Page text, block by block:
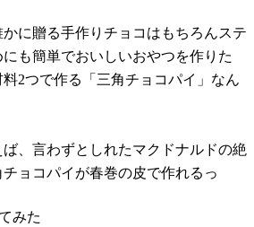
に贈る手作りチョコはもちろんステ
も簡単でおいしいおやつを作りた
2つで作る「三角チョコパイ」なん
、言わずとしれたマクドナルドの絶
ョコパイが春巻の皮で作れるっ
みた